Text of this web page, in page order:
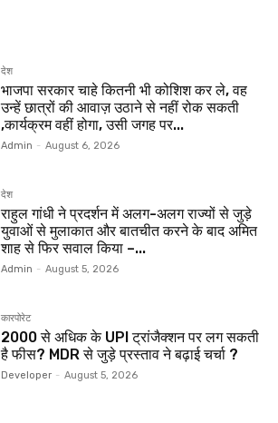
देश
भाजपा सरकार चाहे कितनी भी कोशिश कर ले, वह
उन्हें छात्रों की आवाज़ उठाने से नहीं रोक सकती
,कार्यक्रम वहीं होगा, उसी जगह पर...
Admin - August 6, 2026
देश
राहुल गांधी ने प्रदर्शन में अलग-अलग राज्यों से जुड़े
युवाओं से मुलाकात और बातचीत करने के बाद अमित
शाह से फिर सवाल किया –...
Admin - August 5, 2026
कारपोरेट
₹2000 से अधिक के UPI ट्रांजैक्शन पर लग सकती
है फीस? MDR से जुड़े प्रस्ताव ने बढ़ाई चर्चा ?
Developer - August 5, 2026